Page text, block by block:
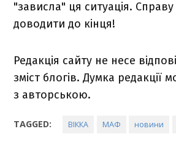
"зависла" ця ситуація.
доводити до кінця!
Редакція сайту не несе
зміст блогів. Думка редакції
з авторською.
TAGGED: ВІККА МАФ новини